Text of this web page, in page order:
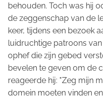
behouden. Toch was hij
de zeggenschap van de
keer, tijdens een bezoek
luidruchtige patroons
ophef die zijn gebed
bevelen te geven om de
reageerde hij: "Zeg mijn
domein moeten vinden